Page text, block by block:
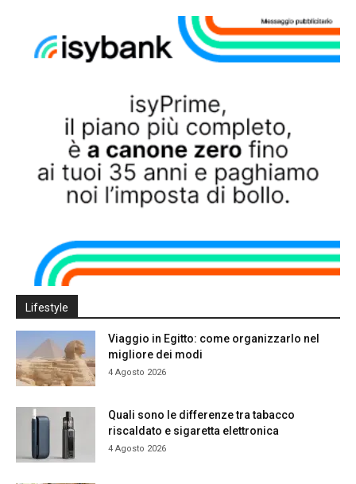
Lifestyle
Viaggio in Egitto: come organizzarlo nel
migliore dei modi
4 Agosto 2026
Quali sono le differenze tra tabacco
riscaldato e sigaretta elettronica
4 Agosto 2026